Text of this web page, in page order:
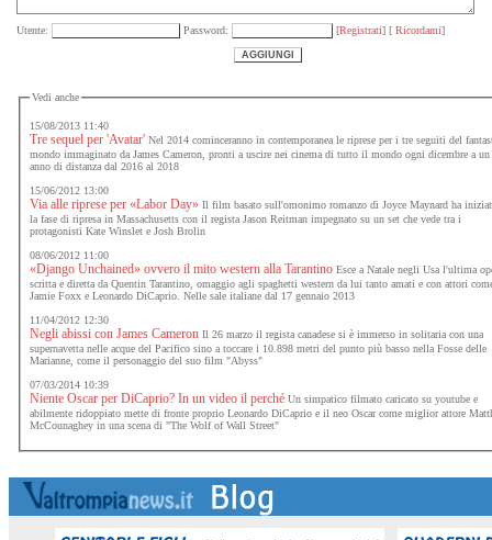
Utente: Password: [Registrati] [ Ricordami]
Vedi anche
15/08/2013 11:40
Tre sequel per 'Avatar'Nel 2014 cominceranno in contemporanea le riprese per i tre seguiti del
mondo immaginato da James Cameron, pronti a uscire nei cinema di tutto il mondo ogni dicembre a un
anno di distanza dal 2016 al 2018
15/06/2012 13:00
Via alle riprese per «Labor Day»Il film basato sull'omonimo romanzo di Joyce Maynard ha
la fase di ripresa in Massachusetts con il regista Jason Reitman impegnato su un set che vede tra i
protagonisti Kate Winslet e Josh Brolin
08/06/2012 11:00
«Django Unchained» ovvero il mito western alla TarantinoEsce a Natale negli Usa l'ultima
scritta e diretta da Quentin Tarantino, omaggio agli spaghetti western da lui tanto amati e con attori
Jamie Foxx e Leonardo DiCaprio. Nelle sale italiane dal 17 gennaio 2013
11/04/2012 12:30
Negli abissi con James CameronIl 26 marzo il regista canadese si è immerso in solitaria con una
supernavetta nelle acque del Pacifico sino a toccare i 10.898 metri del punto più basso nella Fosse delle
Marianne, come il personaggio del suo film "Abyss"
07/03/2014 10:39
Niente Oscar per DiCaprio? In un video il perchéUn simpatico filmato caricato su youtube e
abilmente ridoppiato mette di fronte proprio Leonardo DiCaprio e il neo Oscar come miglior attore
McCounaghey in una scena di "The Wolf of Wall Street"